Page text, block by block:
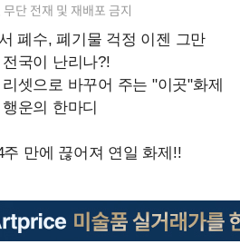
단 전재 및 재배포 금지